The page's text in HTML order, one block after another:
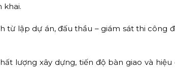
khai.
từ lập dự án, đấu thầu – giám sát thi công
lượng xây dựng, tiến độ bàn giao và hiệu